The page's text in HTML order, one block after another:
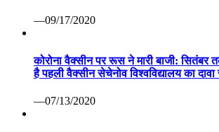
—09/17/2020
कोरोना वैक्सीन पर रूस ने मारी बाजी:
है पहली वैक्सीन सेचेनोव विश्वविद्यालय का
—07/13/2020